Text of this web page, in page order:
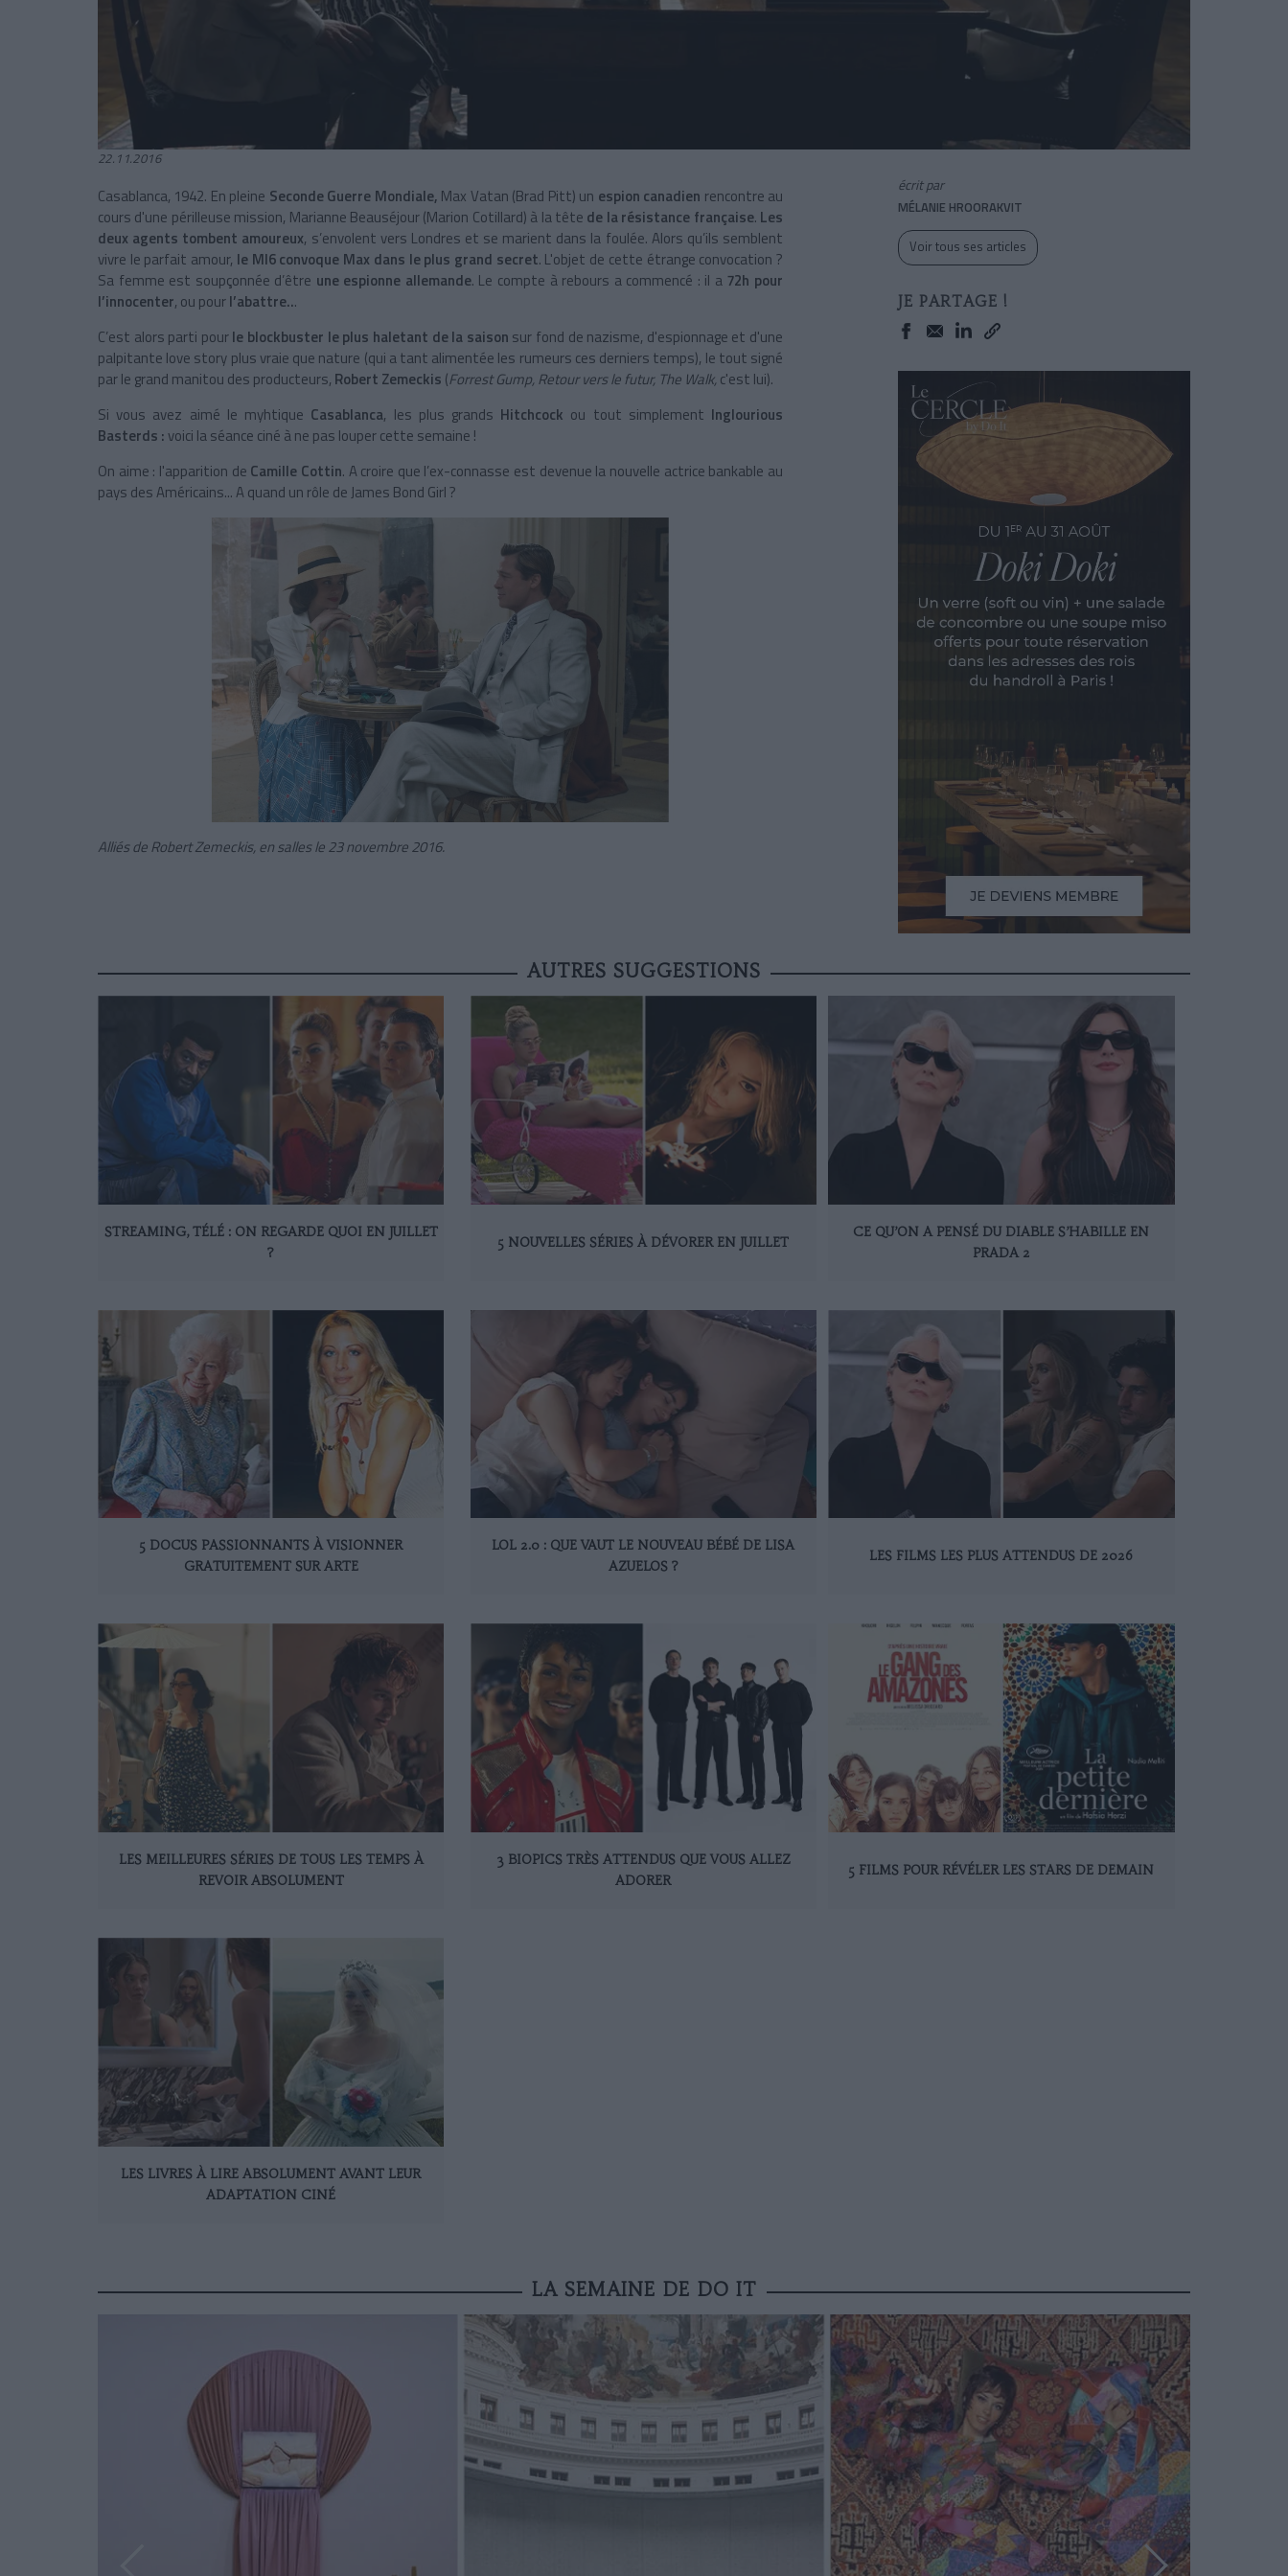
22.11.2016
Casablanca, 1942. En pleine Seconde Guerre Mondiale, Max Vatan (Brad Pitt) un espion canadien rencontre au
cours d'une périlleuse mission, Marianne Beauséjour (Marion Cotillard) à la tête de la résistance française. Les
deux agents tombent amoureux, s’envolent vers Londres et se marient dans la foulée. Alors qu’ils semblent
vivre le parfait amour, le MI6 convoque Max dans le plus grand secret. L'objet de cette étrange convocation ?
Sa femme est soupçonnée d’être une espionne allemande. Le compte à rebours a commencé : il a 72h pour
l’innocenter, ou pourl’abattre...
C’est alors parti pourle blockbuster le plus haletant de la saison sur fond de nazisme, d'espionnage et d'une
palpitante love story plus vraie que nature (qui a tant alimentée les rumeurs ces derniers temps), le tout signé
par le grand manitou des producteurs, Robert Zemeckis (Forrest Gump, Retour vers le futur, The Walk, c'est lui).
Si vous avez aimé le myhtique Casablanca, les plus grands Hitchcock ou tout simplement Inglourious
Basterds :voici la séance ciné à ne pas louper cette semaine !
On aime : l'apparition de Camille Cottin. A croire que l’ex-connasse est devenue la nouvelle actrice bankable au
pays des Américains... A quand un rôle de James Bond Girl ?
Alliés de Robert Zemeckis, en salles le 23 novembre 2016.
écrit par
MÉLANIE HROORAKVIT
Voir tous ses articles
JE PARTAGE !
AUTRES SUGGESTIONS
STREAMING, TÉLÉ : ON REGARDE QUOI EN JUILLET
?
5 NOUVELLES SÉRIES À DÉVORER EN JUILLET
CE QU’ON A PENSÉ DU DIABLE S’HABILLE EN
PRADA 2
5 DOCUS PASSIONNANTS À VISIONNER
GRATUITEMENT SUR ARTE
LOL 2.0 : QUE VAUT LE NOUVEAU BÉBÉ DE LISA
AZUELOS ?
LES FILMS LES PLUS ATTENDUS DE 2026
LES MEILLEURES SÉRIES DE TOUS LES TEMPS À
REVOIR ABSOLUMENT
3 BIOPICS TRÈS ATTENDUS QUE VOUS ALLEZ
ADORER
5 FILMS POUR RÉVÉLER LES STARS DE DEMAIN
LES LIVRES À LIRE ABSOLUMENT AVANT LEUR
ADAPTATION CINÉ
LA SEMAINE DE DO IT